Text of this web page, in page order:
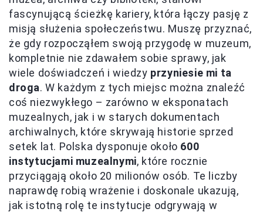
fascynującą ścieżkę kariery, która łączy pasję z
misją służenia społeczeństwu. Muszę przyznać,
że gdy rozpocząłem swoją przygodę w muzeum,
kompletnie nie zdawałem sobie sprawy, jak
wiele doświadczeń i wiedzy przyniesie mi ta
droga. W każdym z tych miejsc można znaleźć
coś niezwykłego – zarówno w eksponatach
muzealnych, jak i w starych dokumentach
archiwalnych, które skrywają historie sprzed
setek lat. Polska dysponuje około 600
instytucjami muzealnymi, które rocznie
przyciągają około 20 milionów osób. Te liczby
naprawdę robią wrażenie i doskonale ukazują,
jak istotną rolę te instytucje odgrywają w